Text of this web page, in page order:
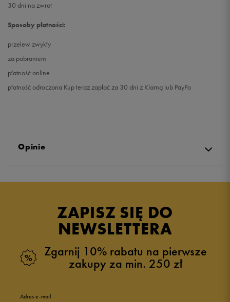
30 dni na zwrot
Sposoby płatności:
przelew zwykły
za pobraniem
płatność online
płatność odroczona Kup teraz zapłać za 30 dni z Klarną lub PayPo
Opinie
ZAPISZ SIĘ DO
NEWSLETTERA
Zgarnij 10% rabatu na pierwsze
zakupy za min. 250 zł
Adres e-mail